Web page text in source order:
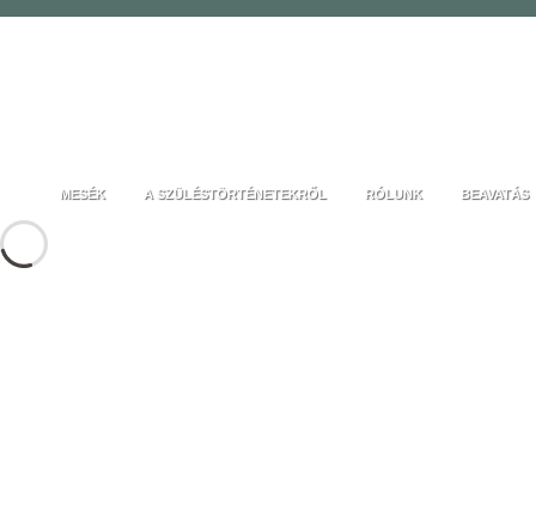
MESÉK A SZÜLÉSTÖRTÉNETEKRŐL RÓLUNK BEAVATÁS